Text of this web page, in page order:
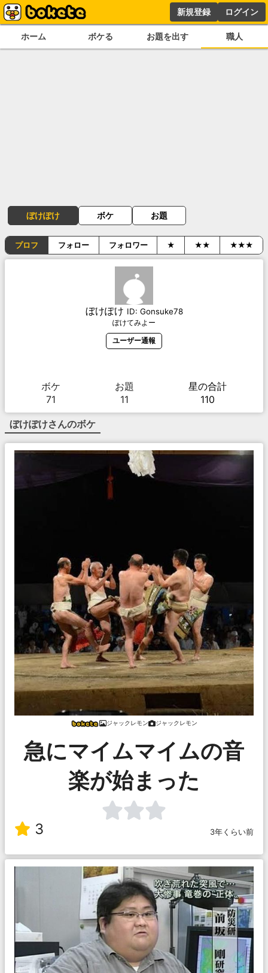
新規登録 ログイン
ホーム ボケる お題を出す 職人
ぼけぽけ ボケ お題
プロフ フォロー フォロワー ★ ★★ ★★★
ぼけぽけ ID: Gonsuke78
ぽけてみよー
ユーザー通報
ボケ
71
お題
11
星の合計
110
ぼけぽけさんのボケ
ジャックレモン ジャックレモン
急にマイムマイムの音
楽が始まった
3 3年くらい前